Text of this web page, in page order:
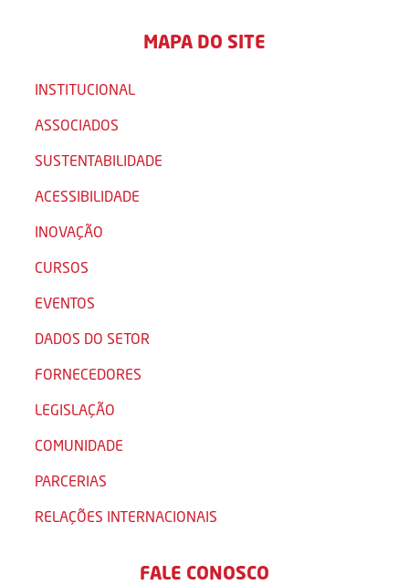
MAPA DO SITE
INSTITUCIONAL
ASSOCIADOS
SUSTENTABILIDADE
ACESSIBILIDADE
INOVAÇÃO
CURSOS
EVENTOS
DADOS DO SETOR
FORNECEDORES
LEGISLAÇÃO
COMUNIDADE
PARCERIAS
RELAÇÕES INTERNACIONAIS
FALE CONOSCO